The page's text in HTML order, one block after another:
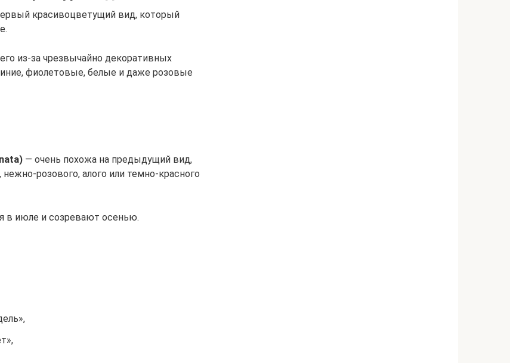
красивоцветущий вид, который
из-за чрезвычайно декоративных
фиолетовые, белые и даже розовые
— очень похожа на предыдущий вид,
розового, алого или темно-красного
в июле и созревают осенью.